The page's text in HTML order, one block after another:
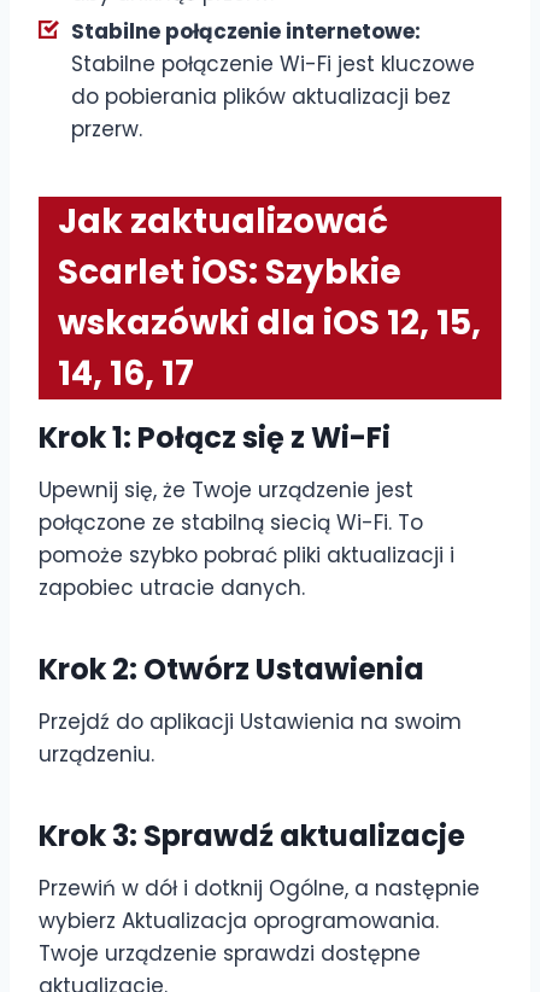
Stabilne połączenie internetowe:
Stabilne połączenie Wi-Fi jest kluczowe
do pobierania plików aktualizacji bez
przerw.
Jak zaktualizować
Scarlet iOS: Szybkie
wskazówki dla iOS 12, 15,
14, 16, 17
Krok 1: Połącz się z Wi-Fi
Upewnij się, że Twoje urządzenie jest
połączone ze stabilną siecią Wi-Fi. To
pomoże szybko pobrać pliki aktualizacji i
zapobiec utracie danych.
Krok 2: Otwórz Ustawienia
Przejdź do aplikacji Ustawienia na swoim
urządzeniu.
Krok 3: Sprawdź aktualizacje
Przewiń w dół i dotknij Ogólne, a następnie
wybierz Aktualizacja oprogramowania.
Twoje urządzenie sprawdzi dostępne
aktualizacje.